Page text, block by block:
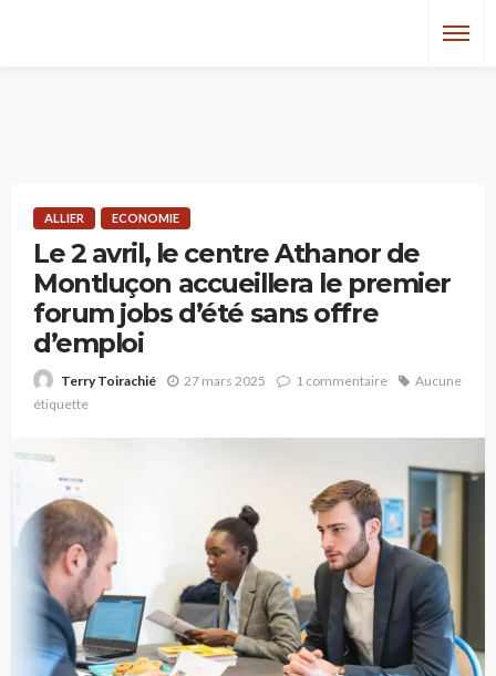
ALLIER ECONOMIE
Le 2 avril, le centre Athanor de
Montluçon accueillera le premier
forum jobs d’été sans offre
d’emploi
Terry Toirachié 27 mars 2025 1 commentaire
Aucune
étiquette